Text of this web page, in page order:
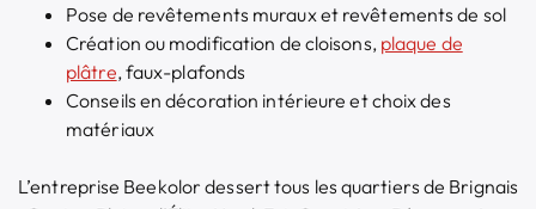
Pose de revêtements muraux et revêtements de sol
Création ou modification de cloisons, plaque de
plâtre, faux-plafonds
Conseils en décoration intérieure et choix des
matériaux
L’entreprise Beekolor dessert tous les quartiers de Brignais